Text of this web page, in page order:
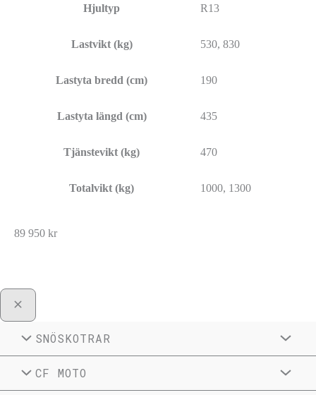
Hjultyp R13
Lastvikt (kg) 530, 830
Lastyta bredd (cm) 190
Lastyta längd (cm) 435
Tjänstevikt (kg) 470
Totalvikt (kg) 1000, 1300
89 950 kr
SNÖSKOTRAR
CF MOTO